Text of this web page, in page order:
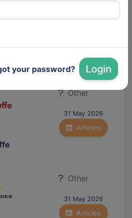
your password? Login
Other
31 May 2026
Articles
Other
31 May 2026
Articles